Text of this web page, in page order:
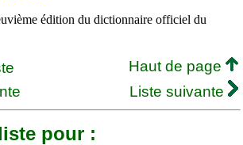
édition du dictionnaire officiel du
Haut de page
Liste suivante
pour :